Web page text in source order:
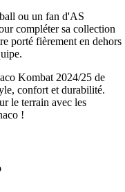
ou un fan d'AS
compléter sa collection
porté fièrement en dehors
Kombat 2024/25 de
confort et durabilité.
le terrain avec les
!